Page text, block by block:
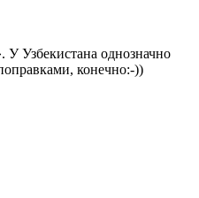
У Узбекистана однозначно
конечно:-))